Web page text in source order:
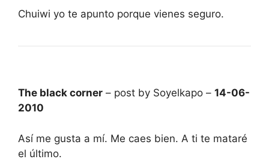
Chuiwi yo te apunto porque vienes seguro.
The black corner – post by Soyelkapo – 14-06-
2010
Así me gusta a mí. Me caes bien. A ti te mataré
el último.